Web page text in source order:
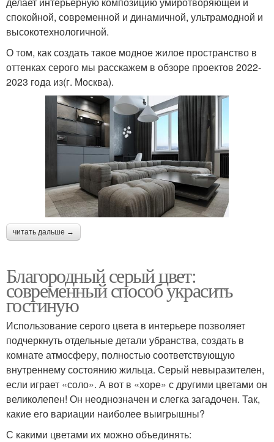
спокойной, современной и динамичной, ультрамодной и
высокотехнологичной.
О том, как создать такое модное жилое пространство в
оттенках серого мы расскажем в обзоре проектов 2022-
2023 года из(г. Москва).
читать дальше →
Благородный серый цвет:
современный способ украсить
гостиную
Использование серого цвета в интерьере позволяет
подчеркнуть отдельные детали убранства, создать в
комнате атмосферу, полностью соответствующую
внутреннему состоянию жильца. Серый невыразителен,
если играет «соло». А вот в «хоре» с другими цветами он
великолепен! Он неоднозначен и слегка загадочен. Так,
какие его вариации наиболее выигрышны?
С какими цветами их можно объединять: